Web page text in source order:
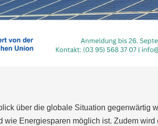
über die globale Situation gegenwärtig
wie Energiesparen möglich ist. Zudem wird